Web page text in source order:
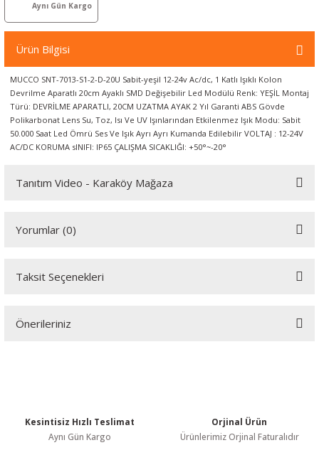
Cihazları
Aynı Gün Kargo
Ürün Bilgisi
MUCCO SNT-7013-S1-2-D-20U Sabit-yeşil 12-24v Ac/dc, 1 Katlı Işıklı Kolon
Devrilme Aparatlı 20cm Ayaklı SMD Değişebilir Led Modülü Renk: YEŞİL Montaj
Türü: DEVRİLME APARATLI, 20CM UZATMA AYAK 2 Yıl Garanti ABS Gövde
Polikarbonat Lens Su, Toz, Isı Ve UV Işınlarından Etkilenmez Işık Modu: Sabit
50.000 Saat Led Ömrü Ses Ve Işık Ayrı Ayrı Kumanda Edilebilir VOLTAJ : 12-24V
AC/DC KORUMA sINIFI: IP65 ÇALIŞMA SICAKLIĞI: +50°~-20°
Tanıtım Video - Karaköy Mağaza
Yorumlar (0)
Bu ürüne ilk yorumu siz yapın!
Taksit Seçenekleri
Önerileriniz
Ürün resmi kalitesiz, bozuk veya görüntülenemiyor.
Kesintisiz Hızlı Teslimat
Aynı Gün Kargo
Orjinal Ürün
Ürünlerimiz Orjinal Faturalıdır